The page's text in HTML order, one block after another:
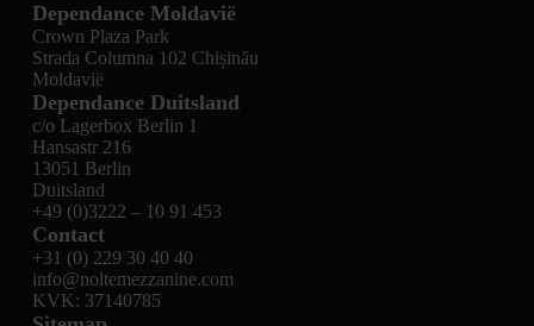
Dependance Moldavië
Crown Plaza Park
Strada Columna 102 Chișinău
Moldavië
Dependance Duitsland
c/o Lagerbox Berlin 1
Hansastr 216
13051 Berlin
Duitsland
+49 (0)3222 – 10 91 453
Contact
+31 (0) 229 30 40 40
info@noltemezzanine.com
KVK: 37140785